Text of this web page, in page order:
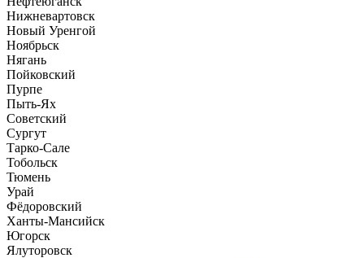
Нижневартовск
Новый Уренгой
Ноябрьск
Нягань
Пойковский
Пурпе
Пыть-Ях
Советский
Сургут
Тарко-Сале
Тобольск
Тюмень
Урай
Фёдоровский
Ханты-Мансийск
Югорск
Ялуторовск